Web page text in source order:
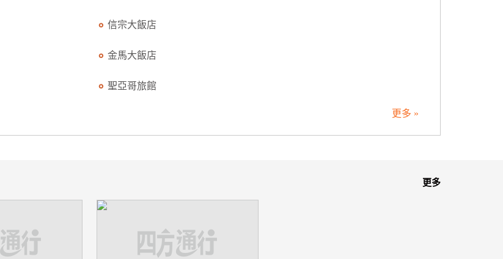
信宗大飯店
金馬大飯店
聖亞哥旅館
更多 »
更多